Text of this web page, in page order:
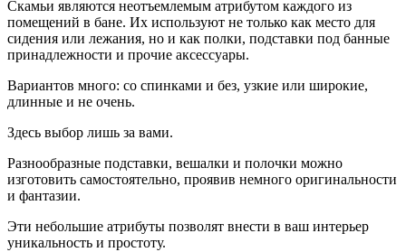
Скамьи являются неотъемлемым атрибутом каждого из
помещений в бане. Их используют не только как место для
сидения или лежания, но и как полки, подставки под банные
принадлежности и прочие аксессуары.
Вариантов много: со спинками и без, узкие или широкие,
длинные и не очень.
Здесь выбор лишь за вами.
Разнообразные подставки, вешалки и полочки можно
изготовить самостоятельно, проявив немного оригинальности
и фантазии.
Эти небольшие атрибуты позволят внести в ваш интерьер
уникальность и простоту.